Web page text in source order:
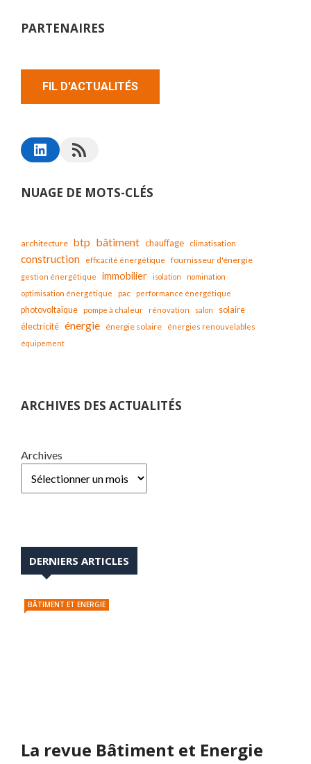
PARTENAIRES
FIL D'ACTUALITÉS
NUAGE DE MOTS-CLÉS
architecture btp bâtiment chauffage climatisation
construction efficacité énergétique fournisseur d'énergie
gestion énergétique immobilier isolation
nomination
optimisation énergétique
pac performance énergétique
photovoltaïque pompe à chaleur rénovation salon solaire
électricité énergie énergie solaire
énergies renouvelables
équipement
ARCHIVES DES ACTUALITÉS
Archives
DERNIERS ARTICLES
BÂTIMENT ET ENERGIE
La revue Bâtiment et Energie